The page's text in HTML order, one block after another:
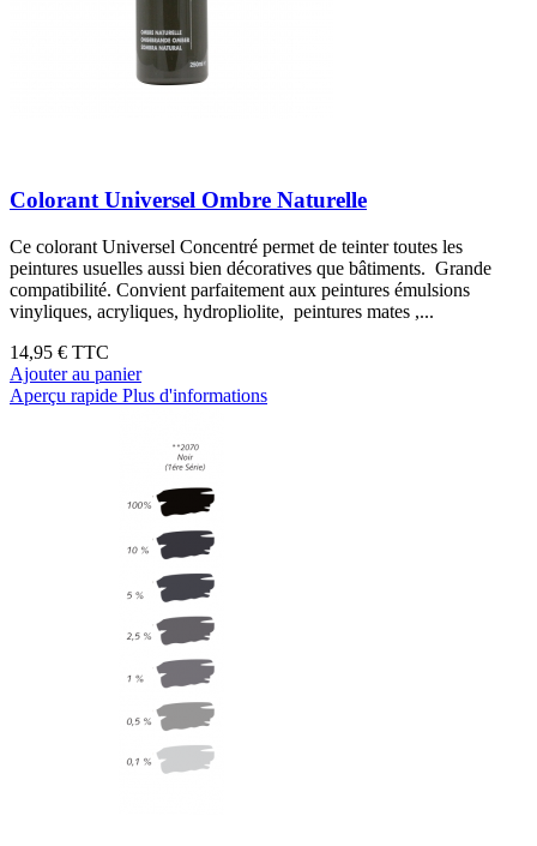
Colorant Universel Ombre Naturelle
Ce colorant Universel Concentré permet de teinter toutes les
peintures usuelles aussi bien décoratives que bâtiments. Grande
compatibilité. Convient parfaitement aux peintures émulsions
vinyliques, acryliques, hydropliolite, peintures mates ,...
14,95 € TTC
Ajouter au panier
Aperçu rapide Plus d'informations